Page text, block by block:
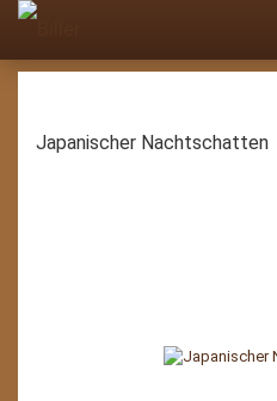
Japanischer Nachtschatten